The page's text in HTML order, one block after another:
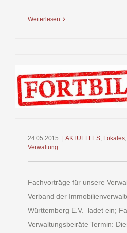
Weiterlesen
24.05.2015 | AKTUELLES, Lokales,
Verwaltung
Fachvorträge für unsere
Verband der
Württemberg E.V. ladet ein;
Verwaltungsbeiräte Termin: